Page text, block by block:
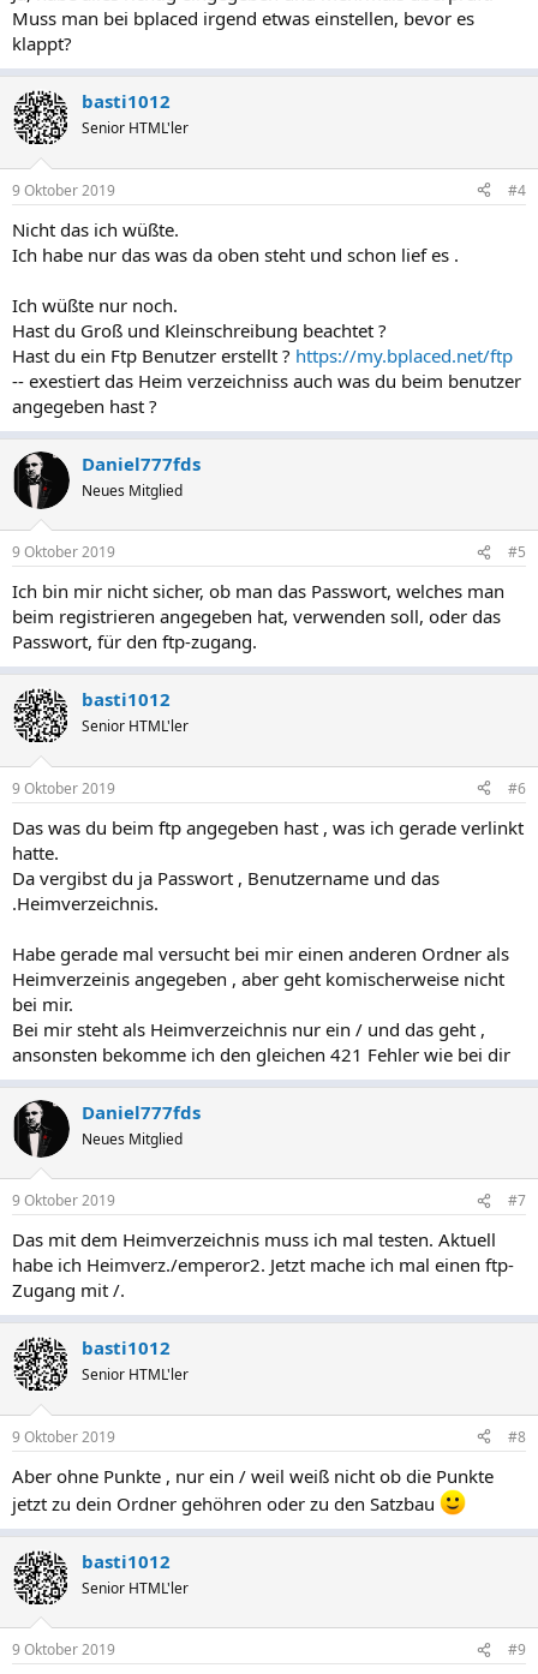
Muss man bei bplaced irgend etwas einstellen, bevor es
klappt?
basti1012
Senior HTML'ler
9 Oktober 2019 #4
Nicht das ich wüßte.
Ich habe nur das was da oben steht und schon lief es .
Ich wüßte nur noch.
Hast du Groß und Kleinschreibung beachtet ?
Hast du ein Ftp Benutzer erstellt ? https://my.bplaced.net/ftp
-- exestiert das Heim verzeichniss auch was du beim benutzer
angegeben hast ?
Daniel777fds
Neues Mitglied
9 Oktober 2019 #5
Ich bin mir nicht sicher, ob man das Passwort, welches man
beim registrieren angegeben hat, verwenden soll, oder das
Passwort, für den ftp-zugang.
basti1012
Senior HTML'ler
9 Oktober 2019 #6
Das was du beim ftp angegeben hast , was ich gerade verlinkt
hatte.
Da vergibst du ja Passwort , Benutzername und das
.Heimverzeichnis.
Habe gerade mal versucht bei mir einen anderen Ordner als
Heimverzeinis angegeben , aber geht komischerweise nicht
bei mir.
Bei mir steht als Heimverzeichnis nur ein / und das geht ,
ansonsten bekomme ich den gleichen 421 Fehler wie bei dir
Daniel777fds
Neues Mitglied
9 Oktober 2019 #7
Das mit dem Heimverzeichnis muss ich mal testen. Aktuell
habe ich Heimverz./emperor2. Jetzt mache ich mal einen ftp-
Zugang mit /.
basti1012
Senior HTML'ler
9 Oktober 2019 #8
Aber ohne Punkte , nur ein / weil weiß nicht ob die Punkte
jetzt zu dein Ordner gehöhren oder zu den Satzbau
basti1012
Senior HTML'ler
9 Oktober 2019 #9